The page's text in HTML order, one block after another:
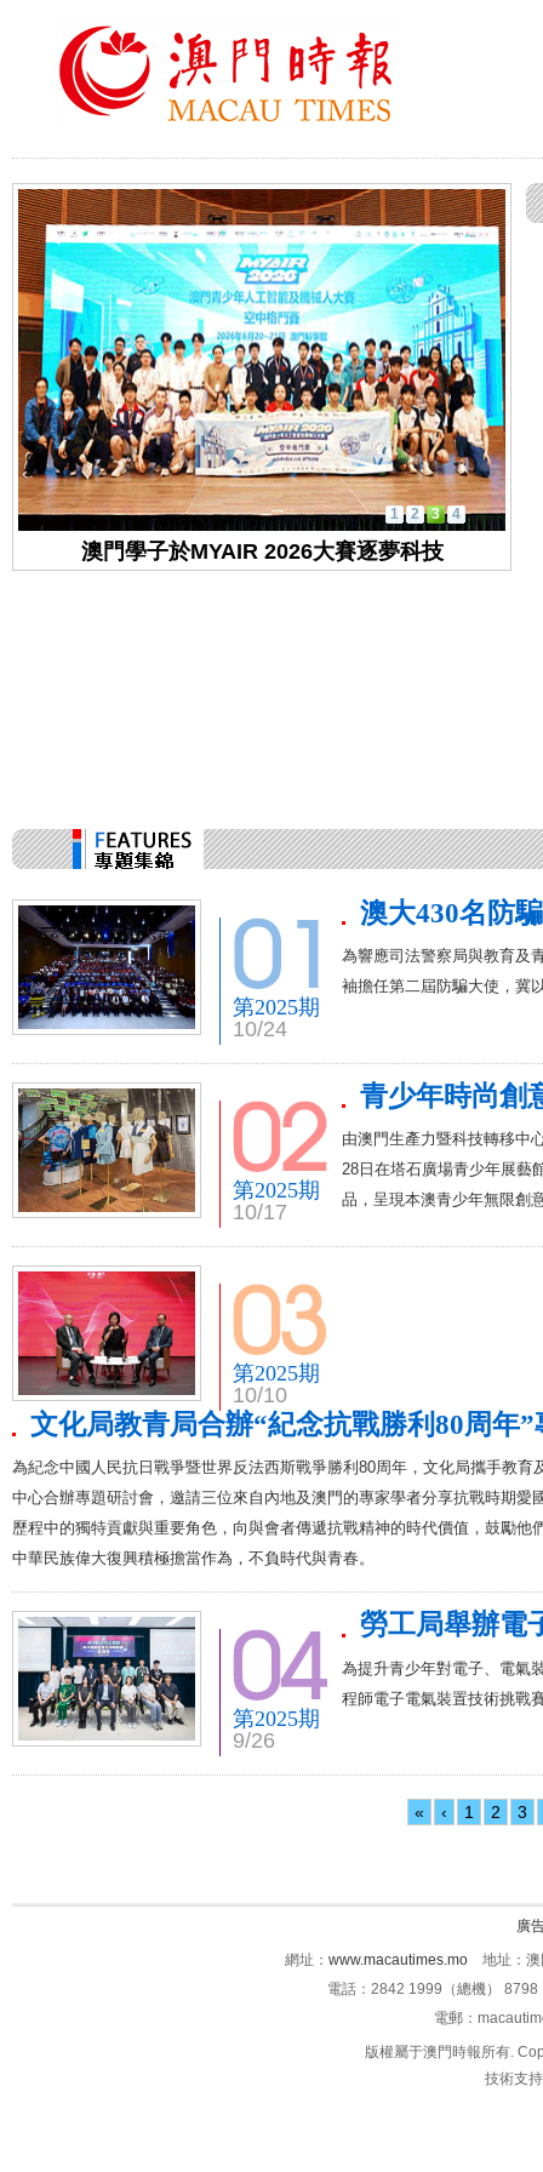
澳門學子於MYAIR 2026大賽逐夢科技
1 2 3 4
第2025期
10/24
澳大430名防
為響應司法警察局與教育及
袖擔任第二屆防騙大使，冀
第2025期
10/17
青少年時尚創
由澳門生產力暨科技轉移中
28日在塔石廣場青少年展藝
品，呈現本澳青少年無限創
第2025期
10/10
文化局教青局合辦“紀念抗戰勝利80周年
為紀念中國人民抗日戰爭暨世界反法西斯戰爭勝利80周年，文化局攜手教育
中心合辦專題研討會，邀請三位來自內地及澳門的專家學者分享抗戰時期愛
歷程中的獨特貢獻與重要角色，向與會者傳遞抗戰精神的時代價值，鼓勵他
中華民族偉大復興積極擔當作為，不負時代與青春。
第2025期
9/26
勞工局舉辦電
為提升青少年對電子、電氣
程師電子電氣裝置技術挑戰
« ‹ 1 2 3
廣
網址： www.macautimes.mo 地址：澳
電話：2842 1999（總機）
電郵：
版權屬于澳門時報所有.
技術支